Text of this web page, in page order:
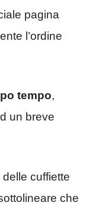
pagina
l’ordine
tempo,
un breve
cuffiette
che